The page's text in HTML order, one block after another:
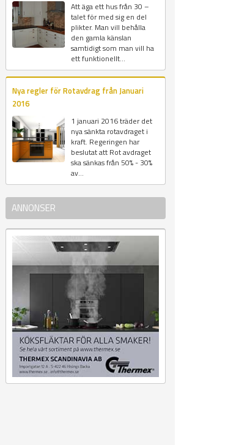
Att äga ett hus från 30 –
talet för med sig en del
plikter. Man vill behålla
den gamla känslan
samtidigt som man vill ha
ett funktionellt...
Nya regler för Rotavdrag från Januari
2016
1 januari 2016 träder det
nya sänkta rotavdraget i
kraft. Regeringen har
beslutat att Rot avdraget
ska sänkas från 50% - 30%
av...
ANNONSER